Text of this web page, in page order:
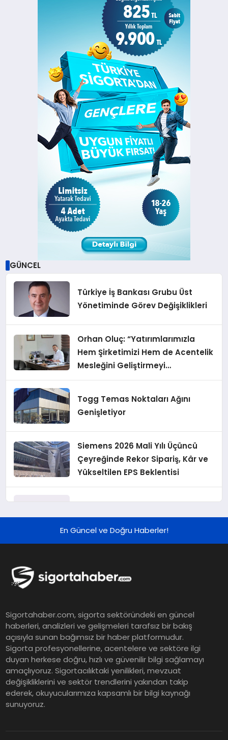
GÜNCEL
Türkiye İş Bankası Grubu Üst
Yönetiminde Görev Değişiklikleri
Orhan Oluç: “Yatırımlarımızla
Hem Şirketimizi Hem de Acentelik
Mesleğini Geliştirmeyi
Hedefliyoruz”
Togg Temas Noktaları Ağını
Genişletiyor
Siemens 2026 Mali Yılı Üçüncü
Çeyreğinde Rekor Sipariş, Kâr ve
Yükseltilen EPS Beklentisi
Finansal Sonuçlarını Açıkladı
Grup Müdürü Olarak Atandı
Mevduat kısa vadeyi, koruma
ürünleri uzun vadeyi tutuyor
Şekerbank 2026 İlk Yarı Finansal
Sonuçları
En Güncel ve Doğru Haberler!
Sigortahaber.com, sigorta sektöründeki en güncel
haberleri, analizleri ve gelişmeleri tarafsız bir bakış
açısıyla sunan bağımsız bir haber platformudur.
Sigorta profesyonellerine, acentelere ve sektöre ilgi
duyan herkese doğru, hızlı ve güvenilir bilgi sağlamayı
amaçlıyoruz. Sigortacılıktaki yenilikleri, mevzuat
değişikliklerini ve sektör trendlerini yakından takip
ederek, okuyucularımıza kapsamlı bir bilgi kaynağı
sunuyoruz.